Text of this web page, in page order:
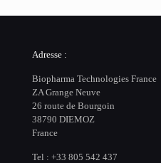
Adresse :
Biopharma Technologies France
ZA Grange Neuve
26 route de Bourgoin
38790 DIEMOZ
France
Tel : +33 805 542 437